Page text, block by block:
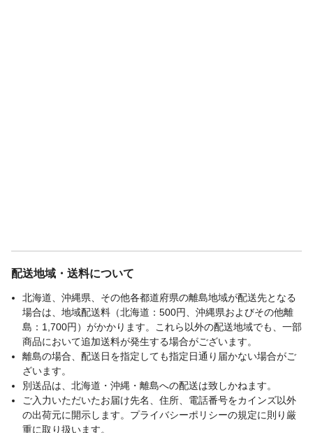
配送地域・送料について
北海道、沖縄県、その他各都道府県の離島地域が配送先となる
場合は、地域配送料（北海道：500円、沖縄県およびその他離
島：1,700円）がかかります。これら以外の配送地域でも、一部
商品において追加送料が発生する場合がございます。
離島の場合、配送日を指定しても指定日通り届かない場合がご
ざいます。
別送品は、北海道・沖縄・離島への配送は致しかねます。
ご入力いただいたお届け先名、住所、電話番号をカインズ以外
の出荷元に開示します。プライバシーポリシーの規定に則り厳
重に取り扱います。